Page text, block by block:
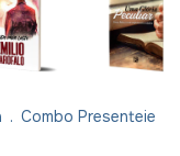
. Combo Presenteie